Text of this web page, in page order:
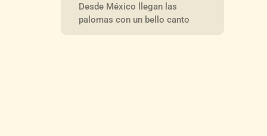
Desde México llegan las
palomas con un bello canto